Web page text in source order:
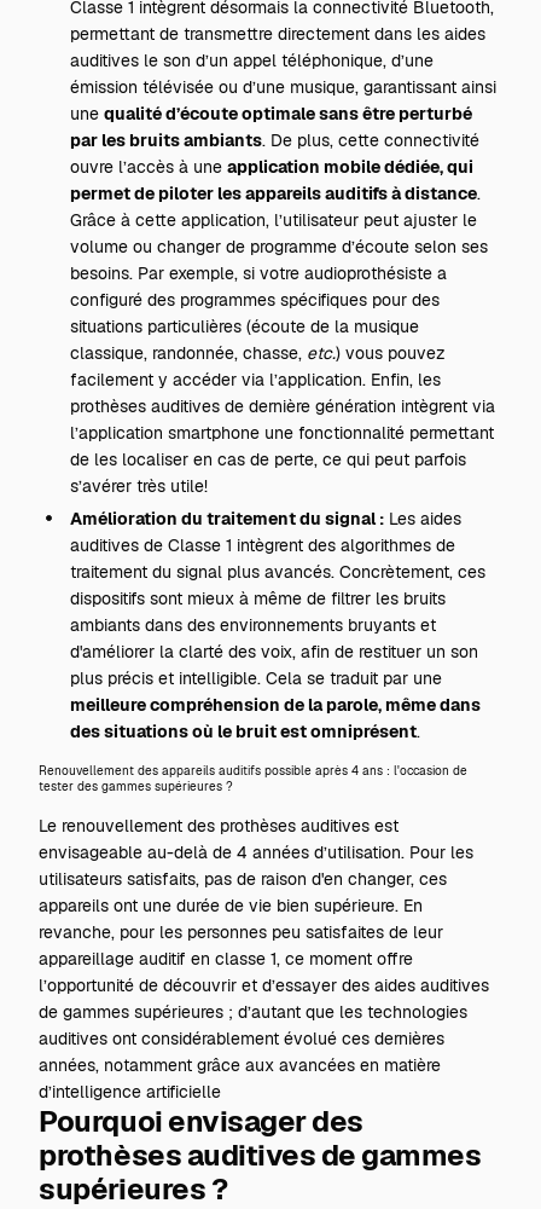
Classe 1 intègrent désormais la connectivité Bluetooth,
permettant de transmettre directement dans les aides
auditives le son d’un appel téléphonique, d’une
émission télévisée ou d’une musique, garantissant ainsi
unequalité d’écoute optimale sans être perturbé
par les bruits ambiants. De plus, cette connectivité
ouvre l’accès à uneapplication mobile dédiée, qui
permet de piloter les appareils auditifs à distance.
Grâce à cette application, l’utilisateur peut ajuster le
volume ou changer de programme d’écoute selon ses
besoins. Par exemple, si votre audioprothésiste a
configuré des programmes spécifiques pour des
situations particulières (écoute de la musique
classique, randonnée, chasse, etc.) vous pouvez
facilement y accéder via l’application. Enfin, les
prothèses auditives de dernière génération intègrent via
l’application smartphone une fonctionnalité permettant
de les localiser en cas de perte, ce qui peut parfois
s’avérer très utile!
Amélioration du traitement du signal : Les aides
auditives de Classe 1 intègrent des algorithmes de
traitement du signal plus avancés. Concrètement, ces
dispositifs sont mieux à même de filtrer les bruits
ambiants dans des environnements bruyants et
d'améliorer la clarté des voix, afin de restituer un son
plus précis et intelligible. Cela se traduit par une
meilleure compréhension de la parole, même dans
des situations où le bruit est omniprésent.
Renouvellement des appareils auditifs possible après 4 ans : l'occasion de
tester des gammes supérieures ?
Le renouvellement des prothèses auditives est
envisageable au-delà de 4 années d’utilisation. Pour les
utilisateurs satisfaits, pas de raison d'en changer, ces
appareils ont une durée de vie bien supérieure. En
revanche, pour les personnes peu satisfaites de leur
appareillage auditif en classe 1, ce moment offre
l’opportunité de découvrir et d’essayer des aides auditives
de gammes supérieures ; d’autant que les technologies
auditives ont considérablement évolué ces dernières
années, notamment grâce aux avancées en matière
d’intelligence artificielle
Pourquoi envisager des
prothèses auditives de gammes
supérieures ?